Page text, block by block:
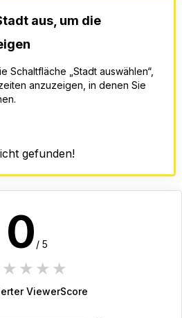
aus, um die
Schaltfläche „Stadt auswählen“,
anzuzeigen, in denen Sie
gefunden!
0 / 5
4 stars
3 stars
2 stars
1 star
ViewerScore